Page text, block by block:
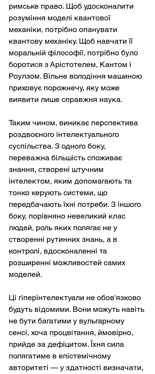
римське право. Щоб удосконалити
розуміння моделі квантової
механіки, потрібно опанувати
квантову механіку. Щоб навчати її
моральній філософії, потрібно було
боротися з Арістотелем, Кантом і
Роулзом. Вільне володіння машиною
приховує порожнечу, яку може
виявити лише справжня наука.
Таким чином, виникає перспектива
роздвоєного інтелектуального
суспільства. З одного боку,
переважна більшість споживає
знання, створені штучним
інтелектом, яким допомагають та
тонко керують системи, що
передбачають їхні потреби. З іншого
боку, порівняно невеликий клас
людей, роль яких полягає не у
створенні рутинних знань, а в
контролі, вдосконаленні та
розширенні можливостей самих
моделей.
Ці гіперінтелектуали не обов'язково
будуть відомими. Вони можуть навіть
не бути багатими у вульгарному
сенсі, хоча процвітання, ймовірно,
прийде за дефіцитом. Їхня сила
полягатиме в епістемічному
авторитеті — у здатності визначати,